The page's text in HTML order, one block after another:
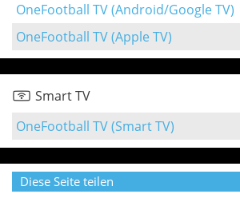
OneFootball TV (Android/Google TV)
OneFootball TV (Apple TV)
Smart TV
OneFootball TV (Smart TV)
Diese Seite teilen